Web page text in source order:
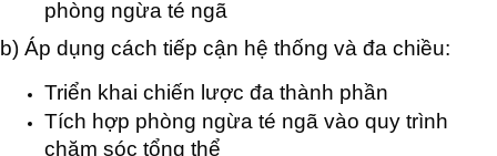
phòng ngừa té ngã
b) Áp dụng cách tiếp cận hệ thống và đa chiều:
Triển khai chiến lược đa thành phần
Tích hợp phòng ngừa té ngã vào quy trình
chăm sóc tổng thể